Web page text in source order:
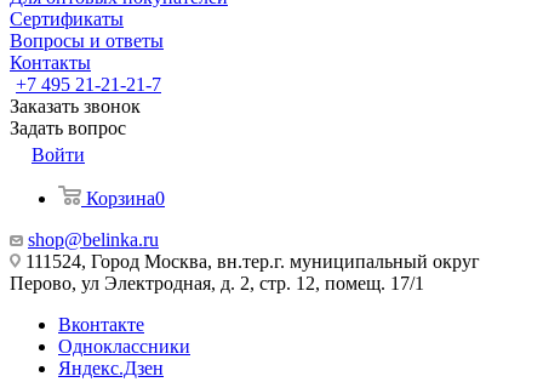
Сертификаты
Вопросы и ответы
Контакты
+7 495 21-21-21-7
Заказать звонок
Задать вопрос
Войти
Корзина0
shop@belinka.ru
111524, Город Москва, вн.тер.г. муниципальный округ
Перово, ул Электродная, д. 2, стр. 12, помещ. 17/1
Вконтакте
Одноклассники
Яндекс.Дзен